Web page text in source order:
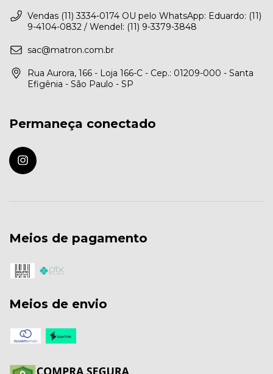
Vendas (11) 3334-0174 OU pelo WhatsApp: Eduardo: (11)
9-4104-0832 / Wendel: (11) 9-3379-3848
sac@matron.com.br
Rua Aurora, 166 - Loja 166-C - Cep.: 01209-000 - Santa
Efigênia - São Paulo - SP
Permaneça conectado
Meios de pagamento
Meios de envio